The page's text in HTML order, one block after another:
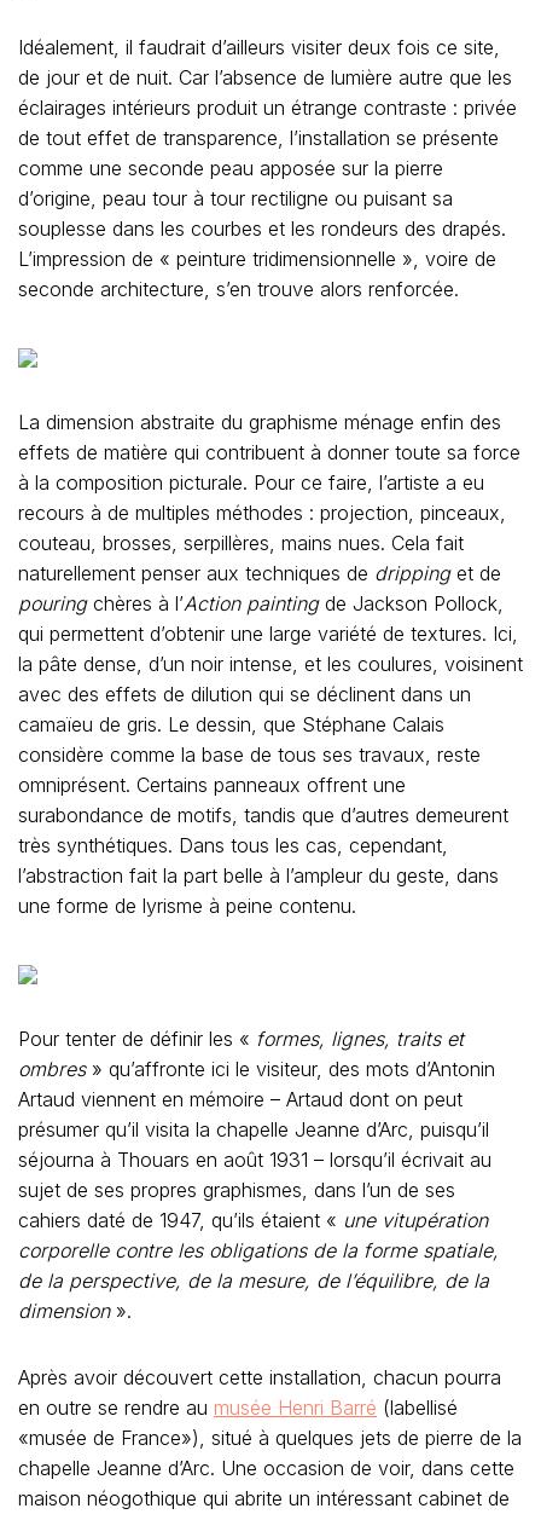
Idéalement, il faudrait d’ailleurs visiter deux fois ce site,
de jour et de nuit. Car l’absence de lumière autre que les
éclairages intérieurs produit un étrange contraste : privée
de tout effet de transparence, l’installation se présente
comme une seconde peau apposée sur la pierre
d’origine, peau tour à tour rectiligne ou puisant sa
souplesse dans les courbes et les rondeurs des drapés.
L’impression de « peinture tridimensionnelle », voire de
seconde architecture, s’en trouve alors renforcée.
La dimension abstraite du graphisme ménage enfin des
effets de matière qui contribuent à donner toute sa force
à la composition picturale. Pour ce faire, l’artiste a eu
recours à de multiples méthodes : projection, pinceaux,
couteau, brosses, serpillères, mains nues. Cela fait
naturellement penser aux techniques de drippinget de
pouringchères à l’Action paintingde Jackson Pollock,
qui permettent d’obtenir une large variété de textures. Ici,
la pâte dense, d’un noir intense, et les coulures, voisinent
avec des effets de dilution qui se déclinent dans un
camaïeu de gris. Le dessin, que Stéphane Calais
considère comme la base de tous ses travaux, reste
omniprésent. Certains panneaux offrent une
surabondance de motifs, tandis que d’autres demeurent
très synthétiques. Dans tous les cas, cependant,
l’abstraction fait la part belle à l’ampleur du geste, dans
une forme de lyrisme à peine contenu.
Pour tenter de définir les « formes, lignes, traits et
ombres» qu’affronte ici le visiteur, des mots d’Antonin
Artaud viennent en mémoire – Artaud dont on peut
présumer qu’il visita la chapelle Jeanne d’Arc, puisqu’il
séjourna à Thouars en août 1931 – lorsqu’il écrivait au
sujet de ses propres graphismes, dans l’un de ses
cahiers daté de 1947, qu’ils étaient « une vitupération
corporelle contre les obligations de la forme spatiale,
de la perspective, de la mesure, de l’équilibre, de la
dimension ».
Après avoir découvert cette installation, chacun pourra
en outre se rendre au musée Henri Barré (labellisé
«musée de France»), situé à quelques jets de pierre de la
chapelle Jeanne d’Arc. Une occasion de voir, dans cette
maison néogothique qui abrite un intéressant cabinet de